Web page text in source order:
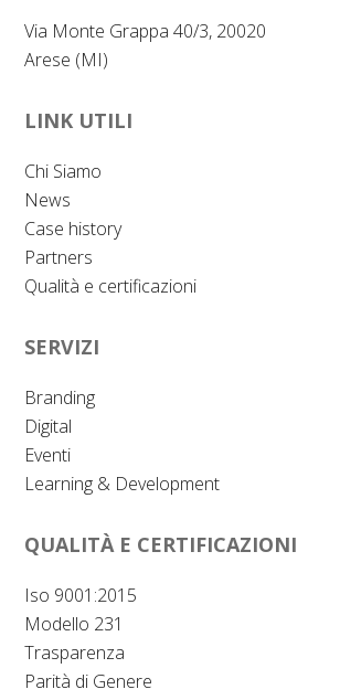
Via Monte Grappa 40/3, 20020
Arese (MI)
LINK UTILI
Chi Siamo
News
Case history
Partners
Qualità e certificazioni
SERVIZI
Branding
Digital
Eventi
Learning & Development
QUALITÀ E CERTIFICAZIONI
Iso 9001:2015
Modello 231
Trasparenza
Parità di Genere